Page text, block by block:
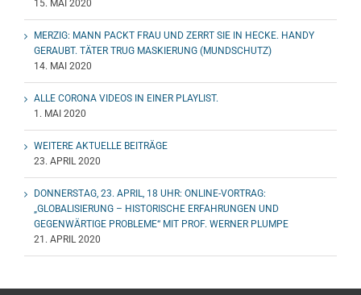
15. MAI 2020
MERZIG: MANN PACKT FRAU UND ZERRT SIE IN HECKE. HANDY
GERAUBT. TÄTER TRUG MASKIERUNG (MUNDSCHUTZ)
14. MAI 2020
ALLE CORONA VIDEOS IN EINER PLAYLIST.
1. MAI 2020
WEITERE AKTUELLE BEITRÄGE
23. APRIL 2020
DONNERSTAG, 23. APRIL, 18 UHR: ONLINE-VORTRAG:
„GLOBALISIERUNG – HISTORISCHE ERFAHRUNGEN UND
GEGENWÄRTIGE PROBLEME“ MIT PROF. WERNER PLUMPE
21. APRIL 2020